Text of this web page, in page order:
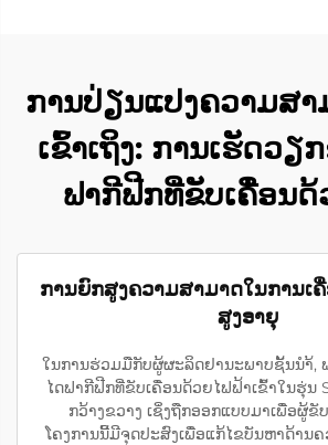
ການປ່ຽນແປງຄວາມສາ
ເຂົ້າເຖິງ: ການເຮັດວຽ
ຟາກີຟີກທີ່ຂັບເຄື່ອນດ້
ການຍົກສູງຄວາມສາມາດໃນການເ
ສູງອາຍຸ
ໃນການຮ່ວມມືກັບຜູ້ຜະລິດຢານະພາບຊັ້ນນຳ້,
ໄດຟາກີຟີກທີ່ຂັບເຄື່ອນດ້ວຍໄຟຟ້າເຂົ້າໃນຮຸ່ນ
ກວ້າງຂວາງ ເຊິ່ງຖືກອອກແບບມາເພື່ອຜູ້
ໂຄງການນີ້ມີຈຸດປະສົງເພື່ອແກ້ໄຂບັນຫາດ້ານ